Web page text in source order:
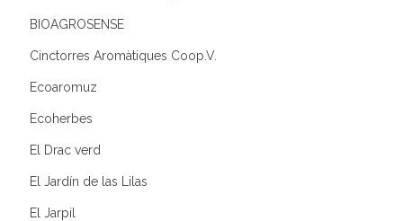
BIOAGROSENSE
Cinctorres Aromàtiques Coop.V.
Ecoaromuz
Ecoherbes
El Drac verd
El Jardín de las Lilas
El Jarpil